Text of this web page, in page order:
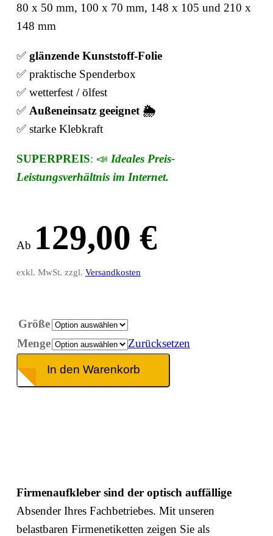
80 x 50 mm, 100 x 70 mm, 148 x 105 und 210 x
148 mm
✅ glänzende Kunststoff-Folie
✅ praktische Spenderbox
✅ wetterfest / ölfest
✅ Außeneinsatz geeignet 🌦️
✅ starke Klebkraft
SUPERPREIS: 📣 Ideales Preis-
Leistungsverhältnis im Internet.
Ab 129,00 €
exkl. MwSt. zzgl. Versandkosten
Größe
Menge
Zurücksetzen
In den Warenkorb
Firmenaufkleber sind der optisch auffällige
Absender Ihres Fachbetriebes. Mit unseren
belastbaren Firmenetiketten zeigen Sie als